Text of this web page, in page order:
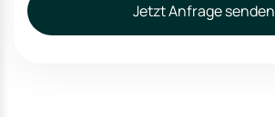
Jetzt Anfrage senden